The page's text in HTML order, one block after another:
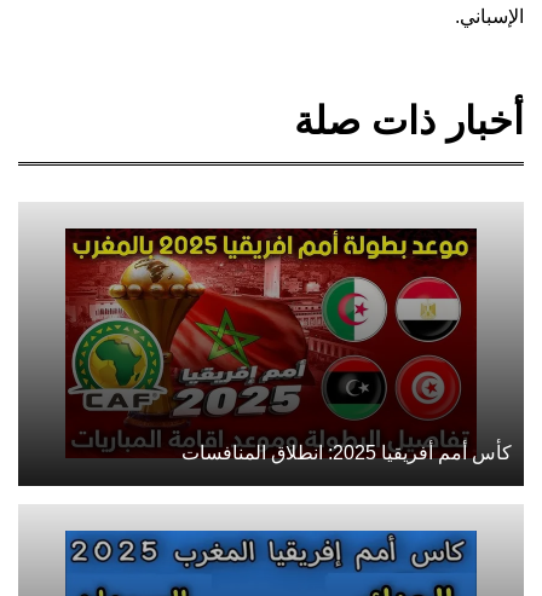
الإسباني.
أخبار ذات صلة
كأس أمم أفريقيا 2025: انطلاق المنافسات